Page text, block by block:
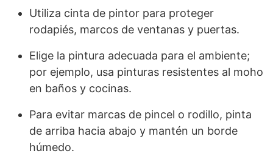
Utiliza cinta de pintor para proteger
rodapiés, marcos de ventanas y puertas.
Elige la pintura adecuada para el ambiente;
por ejemplo, usa pinturas resistentes al moho
en baños y cocinas.
Para evitar marcas de pincel o rodillo, pinta
de arriba hacia abajo y mantén un borde
húmedo.